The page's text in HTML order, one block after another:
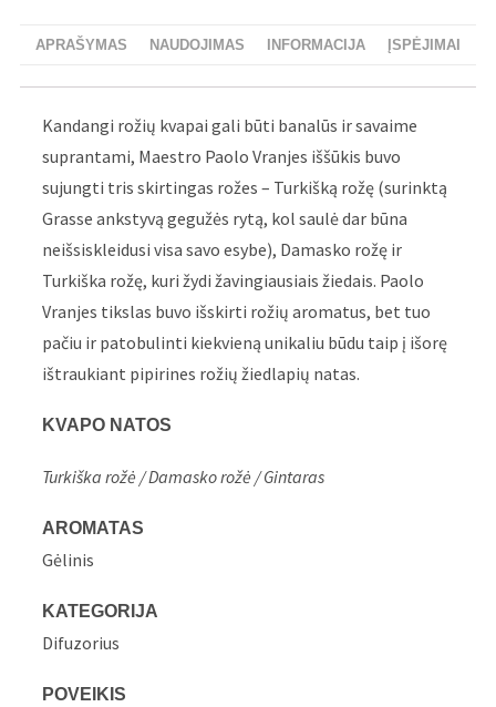
APRAŠYMAS NAUDOJIMAS INFORMACIJA ĮSPĖJIMAI
Kandangi rožių kvapai gali būti banalūs ir savaime
suprantami, Maestro Paolo Vranjes iššūkis buvo
sujungti tris skirtingas rožes – Turkišką rožę (surinktą
Grasse ankstyvą gegužės rytą, kol saulė dar būna
neišsiskleidusi visa savo esybe), Damasko rožę ir
Turkiška rožę, kuri žydi žavingiausiais žiedais. Paolo
Vranjes tikslas buvo išskirti rožių aromatus, bet tuo
pačiu ir patobulinti kiekvieną unikaliu būdu taip į išorę
ištraukiant pipirines rožių žiedlapių natas.
KVAPO NATOS
Turkiška rožė / Damasko rožė / Gintaras
AROMATAS
Gėlinis
KATEGORIJA
Difuzorius
POVEIKIS